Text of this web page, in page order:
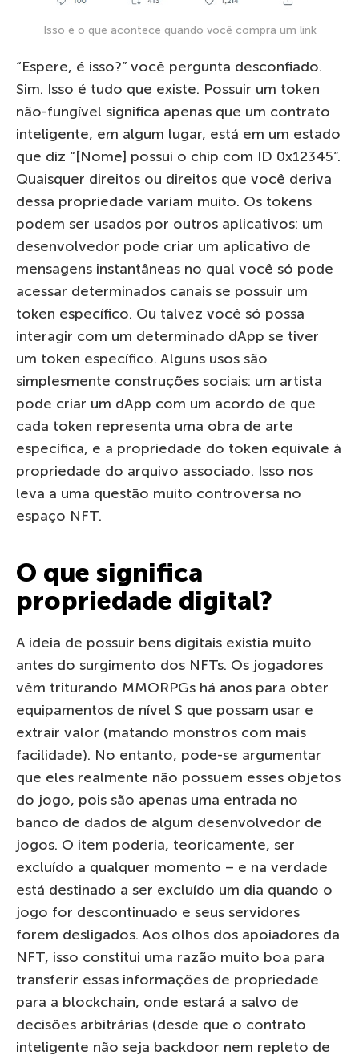
Isso é o que acontece quando você compra um link
“Espere, é isso?” você pergunta desconfiado.
Sim. Isso é tudo que existe. Possuir um token
não-fungível significa apenas que um contrato
inteligente, em algum lugar, está em um estado
que diz “[Nome] possui o chip com ID 0x12345”.
Quaisquer direitos ou direitos que você deriva
dessa propriedade variam muito. Os tokens
podem ser usados ​​por outros aplicativos: um
desenvolvedor pode criar um aplicativo de
mensagens instantâneas no qual você só pode
acessar determinados canais se possuir um
token específico. Ou talvez você só possa
interagir com um determinado dApp se tiver
um token específico. Alguns usos são
simplesmente construções sociais: um artista
pode criar um dApp com um acordo de que
cada token representa uma obra de arte
específica, e a propriedade do token equivale à
propriedade do arquivo associado. Isso nos
leva a uma questão muito controversa no
espaço NFT.
O que significa
propriedade digital?
A ideia de possuir bens digitais existia muito
antes do surgimento dos NFTs. Os jogadores
vêm triturando MMORPGs há anos para obter
equipamentos de nível S que possam usar e
extrair valor (matando monstros com mais
facilidade). No entanto, pode-se argumentar
que eles realmente não possuem esses objetos
do jogo, pois são apenas uma entrada no
banco de dados de algum desenvolvedor de
jogos. O item poderia, teoricamente, ser
excluído a qualquer momento – e na verdade
está destinado a ser excluído um dia quando o
jogo for descontinuado e seus servidores
forem desligados. Aos olhos dos apoiadores da
NFT, isso constitui uma razão muito boa para
transferir essas informações de propriedade
para a blockchain, onde estará a salvo de
decisões arbitrárias (desde que o contrato
inteligente não seja backdoor nem repleto de